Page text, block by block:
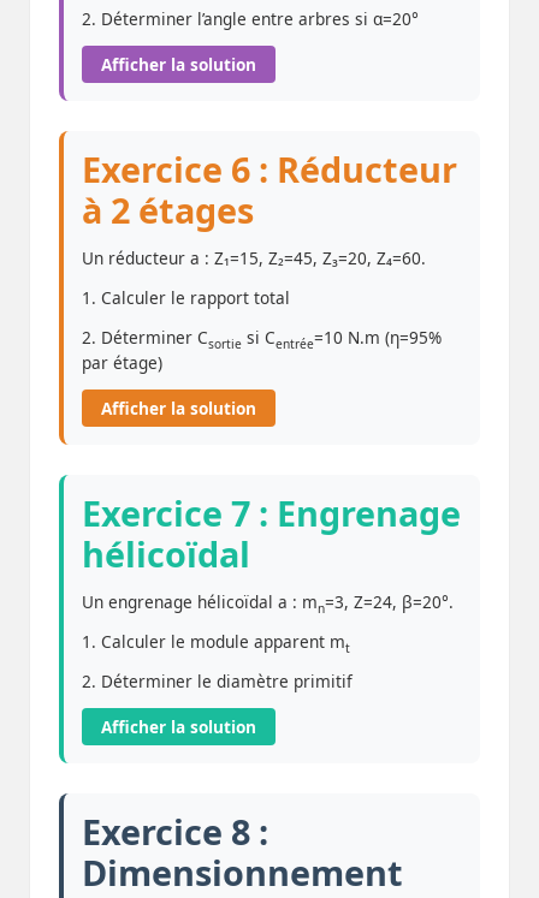
2. Déterminer l’angle entre arbres si α=20°
Afficher la solution
Exercice 6 : Réducteur
à 2 étages
Un réducteur a : Z₁=15, Z₂=45, Z₃=20, Z₄=60.
1. Calculer le rapport total
2. Déterminer Csortie si Centrée=10 N.m (η=95%
par étage)
Afficher la solution
Exercice 7 : Engrenage
hélicoïdal
Un engrenage hélicoïdal a : mn=3, Z=24, β=20°.
1. Calculer le module apparent mt
2. Déterminer le diamètre primitif
Afficher la solution
Exercice 8 :
Dimensionnement